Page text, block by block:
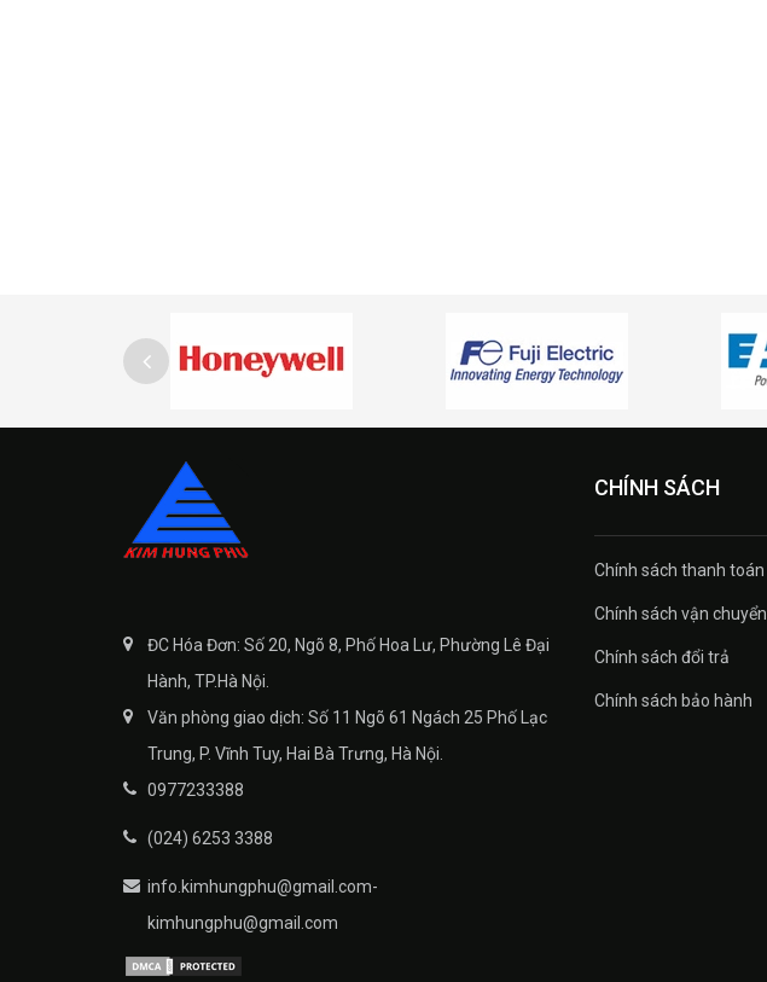
ĐC Hóa Đơn: Số 20, Ngõ 8, Phố Hoa Lư, Phường Lê Đại
Hành, TP.Hà Nội.
Văn phòng giao dịch: Số 11 Ngõ 61 Ngách 25 Phố Lạc
Trung, P. Vĩnh Tuy, Hai Bà Trưng, Hà Nội.
0977233388
(024) 6253 3388
info.kimhungphu@gmail.com-
kimhungphu@gmail.com
CHÍNH SÁCH
Chính sách thanh toán
Chính sách vận chuyển
Chính sách đổi trả
Chính sách bảo hành